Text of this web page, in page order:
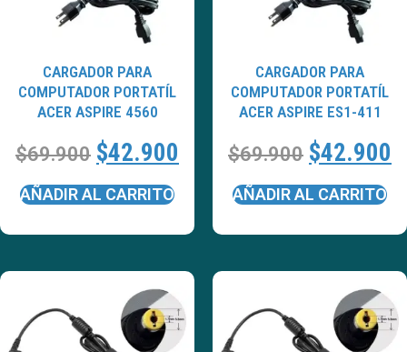
CARGADOR PARA
COMPUTADOR PORTATÍL
ACER ASPIRE 4560
$69.900 $42.900
AÑADIR AL CARRITO
CARGADOR PARA
COMPUTADOR PORTATÍL
ACER ASPIRE ES1-411
$69.900 $42.900
AÑADIR AL CARRITO